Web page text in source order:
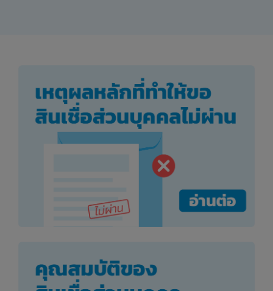
บุคคลของท่าน และในกรณีที่จำเป็นหรือต้องการ ท่านควร
ขอและรับคำแนะนำจากผู้ประกอบวิชาชีพเกี่ยวกับ
ผลิตภัณฑ์ก่อนที่จะทำการตัดสินใจซื้อใดๆ
ข้อ 5 เนื้อหาบางประการเป็นของผู้ให้บริการ
เว็บไซต์ของบริษัทมีข้อมูลบางประการที่ได้รับความ
คุ้มครองตามกฎหมายและกฎข้อบังคับว่าด้วยทรัพย์สินทาง
ปัญญา กล่าวโดยเฉพาะเจาะจงคือ บริษัทเป็นเจ้าของ
เว็บไซต์ของบริษัทและข้อมูลและเนื้อหาทั้งปวงที่แสดงอยู่
ในเว็บไซต์ของบริษัท ซึ่งรวมถึงรูปภาพทั้งหมด ข้อความ
สัญลักษณ์ ตราสัญลักษณ์ แบบ เครื่องหมายการค้า ภาพ
กราฟฟิก ไฟล์ ยกเว้นข้อมูลในเว็บไซต์ของบริษัทที่มีผู้ให้
ร่วมด้วยเป็นเจ้าของหรือได้รับอนุญาต (รวมกันเรียกว่า
"ทรัพย์สินทางปัญญาของเว็บไซต์")